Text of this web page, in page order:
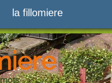
la fillomiere